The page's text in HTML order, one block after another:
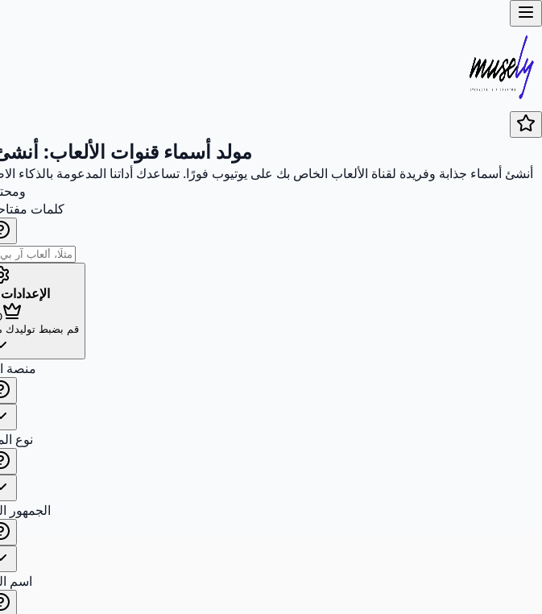
مولد أسماء قنوات الألعاب:
أنشئ أسماء جذابة وفريدة لقناة الألعاب الخاص بك على يوتيوب فورًا. تساعدك أداتنا المدعومة
كلمات
قم بضبط توليدك
منصة
نوع
الجمهور
اسم